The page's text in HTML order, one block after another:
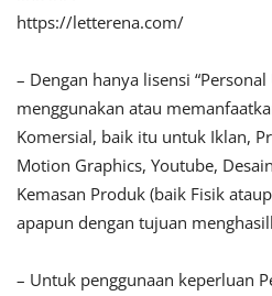
https://letterena.com/
– Dengan hanya lisensi “Personal
menggunakan atau
Komersial, baik itu untuk Iklan,
Motion Graphics, Youtube,
Kemasan Produk (baik Fisik
apapun dengan tujuan
– Untuk penggunaan keperluan